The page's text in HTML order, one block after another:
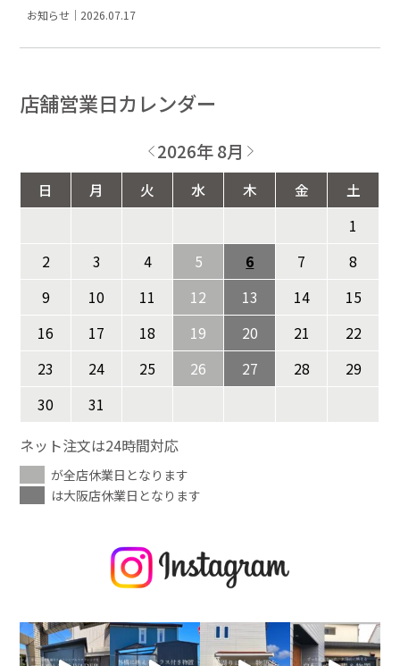
お知らせ｜2026.07.17
店舗営業日カレンダー
2026年 8月
日 月 火 水 木 金
土
1
2
3 4 5 6 7
8
9
10 11 12 13 14
15
16
17 18 19 20 21
22
23
24 25 26 27 28
29
30
31
ネット注文は24時間対応
が全店休業日となります
は大阪店休業日となります